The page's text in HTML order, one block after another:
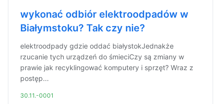
wykonać odbiór elektroodpadów w
Białymstoku? Tak czy nie?
elektroodpady gdzie oddać białystokJednakże
rzucanie tych urządzeń do śmieciCzy są zmiany w
prawie jak recyklingować komputery i sprzęt? Wraz z
postęp...
30.11.-0001